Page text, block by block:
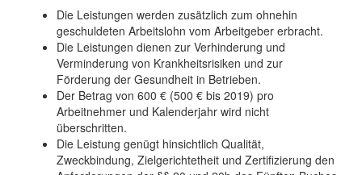
Die Leistungen werden zusätzlich zum ohnehin
geschuldeten Arbeitslohn vom Arbeitgeber erbracht.
Die Leistungen dienen zur Verhinderung und
Verminderung von Krankheitsrisiken und zur
Förderung der Gesundheit in Betrieben.
Der Betrag von 600 € (500 € bis 2019) pro
Arbeitnehmer und Kalenderjahr wird nicht
überschritten.
Die Leistung genügt hinsichtlich Qualität,
Zweckbindung, Zielgerichtetheit und Zertifizierung den